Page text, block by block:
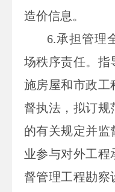
造价信息。
6.承担管理
场秩序责任。指
施房屋和市政工
督执法，拟订规
的有关规定并监
业参与对外工程
督管理工程勘察